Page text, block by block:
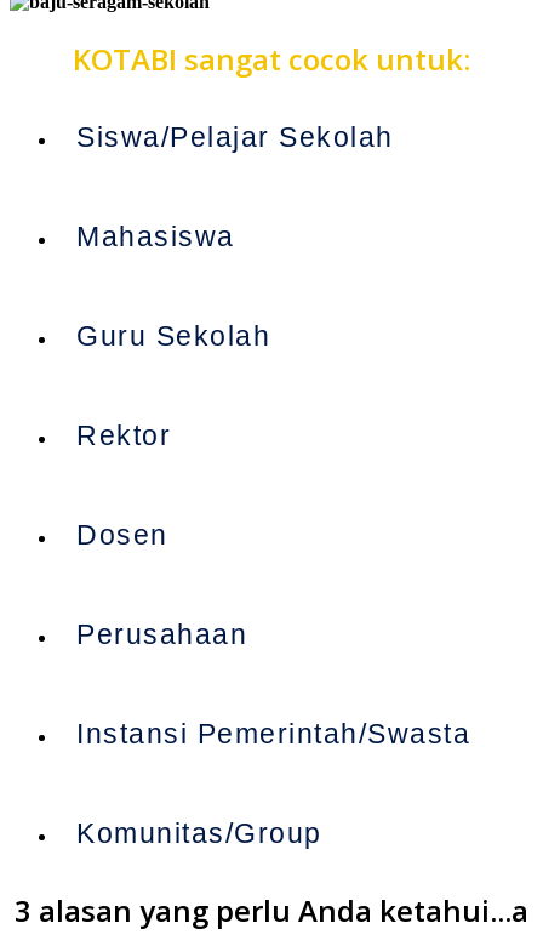
KOTABI sangat cocok untuk:
Siswa/Pelajar Sekolah
Mahasiswa
Guru Sekolah
Rektor
Dosen
Perusahaan
Instansi Pemerintah/Swasta
Komunitas/Group
3 alasan yang perlu Anda ketahui...a